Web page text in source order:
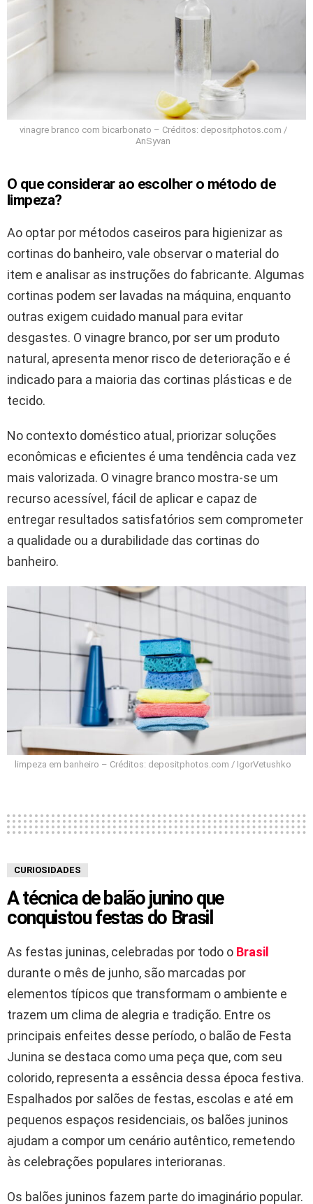
vinagre branco com bicarbonato – Créditos: depositphotos.com /
AnSyvan
O que considerar ao escolher o método de
limpeza?
Ao optar por métodos caseiros para higienizar as
cortinas do banheiro, vale observar o material do
item e analisar as instruções do fabricante. Algumas
cortinas podem ser lavadas na máquina, enquanto
outras exigem cuidado manual para evitar
desgastes. O vinagre branco, por ser um produto
natural, apresenta menor risco de deterioração e é
indicado para a maioria das cortinas plásticas e de
tecido.
No contexto doméstico atual, priorizar soluções
econômicas e eficientes é uma tendência cada vez
mais valorizada. O vinagre branco mostra-se um
recurso acessível, fácil de aplicar e capaz de
entregar resultados satisfatórios sem comprometer
a qualidade ou a durabilidade das cortinas do
banheiro.
limpeza em banheiro – Créditos: depositphotos.com / IgorVetushko
CURIOSIDADES
A técnica de balão junino que
conquistou festas do Brasil
As festas juninas, celebradas por todo o Brasil
durante o mês de junho, são marcadas por
elementos típicos que transformam o ambiente e
trazem um clima de alegria e tradição. Entre os
principais enfeites desse período, o balão de Festa
Junina se destaca como uma peça que, com seu
colorido, representa a essência dessa época festiva.
Espalhados por salões de festas, escolas e até em
pequenos espaços residenciais, os balões juninos
ajudam a compor um cenário autêntico, remetendo
às celebrações populares interioranas.
Os balões juninos fazem parte do imaginário popular.